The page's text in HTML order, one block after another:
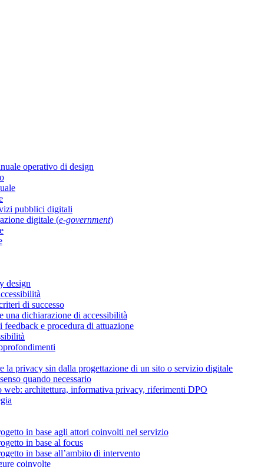
operativo di design
pubblici digitali
digitale (e-government)
design
di successo
una dichiarazione di accessibilità
feedback e procedura di attuazione
la privacy sin dalla progettazione di un sito o servizio digitale
quando necessario
web: architettura, informativa privacy, riferimenti DPO
in base agli attori coinvolti nel servizio
in base al focus
in base all’ambito di intervento
coinvolte